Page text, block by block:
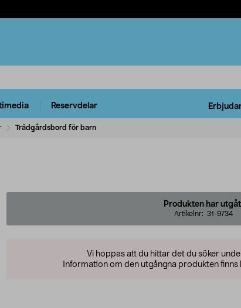
Reservdelar
Trädgårdsbord för barn
Produkten har
Artikelnr: 31-9734
Vi hoppas att du hittar det du söker
Information om den utgångna produkten finns